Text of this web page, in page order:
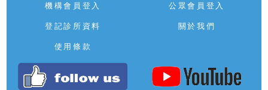
機構會員登入 公眾會員登入
登記診所資料 關於我們
使用條款